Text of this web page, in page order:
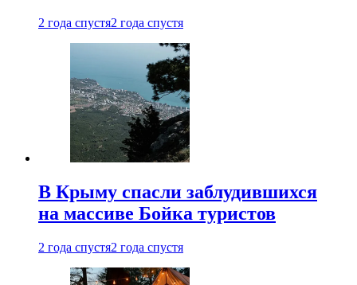
2 года спустя2 года спустя
В Крыму спасли заблудившихся
на массиве Бойка туристов
2 года спустя2 года спустя